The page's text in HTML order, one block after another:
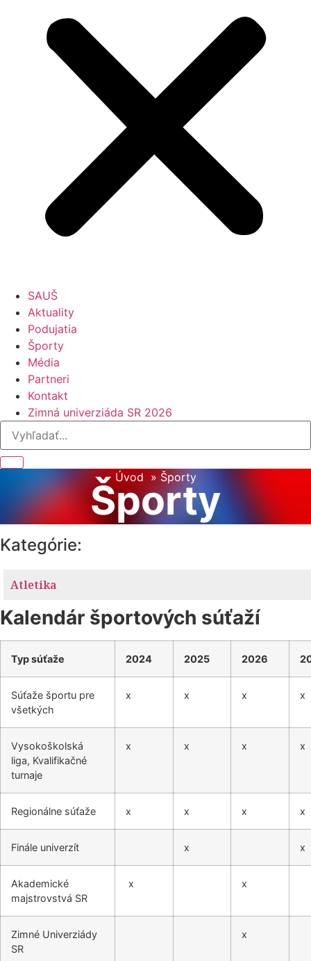
SAUŠ
Aktuality
Podujatia
Športy
Média
Partneri
Kontakt
Zimná univerziáda SR 2026
Úvod Športy
Športy
Kategórie:
Atletika
Basketbal
Bedminton
Biatlon
Florbal
Futbal
Futsal
Golf
Kalendár športových súťaží
Typ súťaže 2024 2025 2026
Súťaže športu pre
všetkých
x x x x
Vysokoškolská
liga, Kvalifikačné
turnaje
x x x x
Regionálne súťaže x x x x
Finále univerzít x x
Akademické
majstrovstvá SR
x x
Zimné Univerziády
SR
x